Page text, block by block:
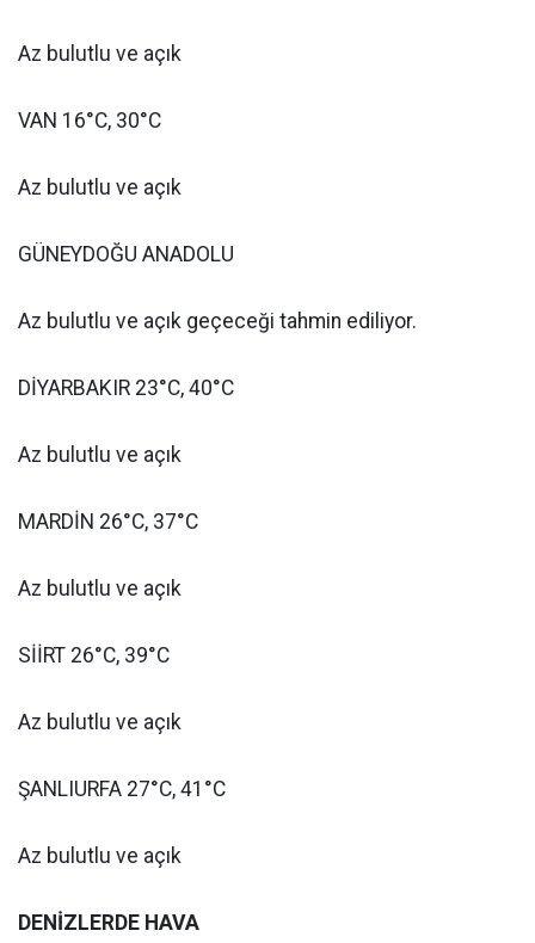
Az bulutlu ve açık
VAN 16°C, 30°C
Az bulutlu ve açık
GÜNEYDOĞU ANADOLU
Az bulutlu ve açık geçeceği tahmin ediliyor.
DİYARBAKIR 23°C, 40°C
Az bulutlu ve açık
MARDİN 26°C, 37°C
Az bulutlu ve açık
SİİRT 26°C, 39°C
Az bulutlu ve açık
ŞANLIURFA 27°C, 41°C
Az bulutlu ve açık
DENİZLERDE HAVA